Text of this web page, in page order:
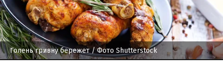
Голень гривну бережет/ Фото Shutterstock